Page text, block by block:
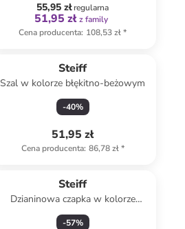
55,95 złregularna
51,95 zł z family
Cena producenta: 108,53 zł*
Steiff
Szal w kolorze błękitno-beżowym
-40%
51,95 zł
Cena producenta: 86,78 zł*
Steiff
Dzianinowa czapka w kolorze
czarno-czerwonym
-57%